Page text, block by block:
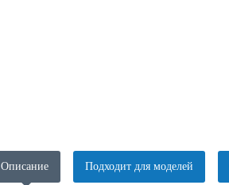
Описание Подходит для моделей